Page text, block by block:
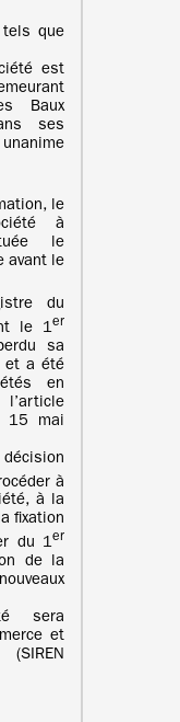
tels que
est
Baux
ses
le
à
le
avant le
du
le 1er
sa
et a été
en
15 mai
à
à la
fixation
du 1er
de la
sera
et